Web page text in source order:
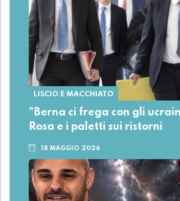
LISCIO E MACCHIATO
"Berna ci frega con gli
Rosa e i paletti sui ristorni
18 MAGGIO 2026